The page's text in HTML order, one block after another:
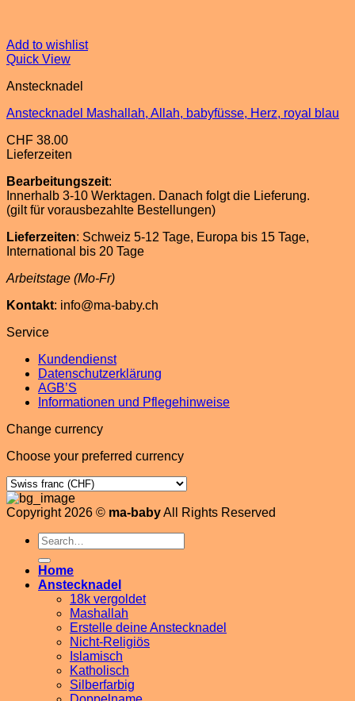
Add to wishlist
Quick View
Anstecknadel
Anstecknadel Mashallah, Allah, babyfüsse, Herz, royal blau
CHF 38.00
Lieferzeiten
Bearbeitungszeit:
Innerhalb 3-10 Werktagen. Danach folgt die Lieferung.
(gilt für vorausbezahlte Bestellungen)
Lieferzeiten: Schweiz 5-12 Tage, Europa bis 15 Tage,
International bis 20 Tage
Arbeitstage (Mo-Fr)
Kontakt: info@ma-baby.ch
Service
Kundendienst
Datenschutzerklärung
AGB’S
Informationen und Pflegehinweise
Change currency
Choose your preferred currency
Copyright 2026 © ma-babyAll Rights Reserved
Search
for:
Home
Anstecknadel
18k vergoldet
Mashallah
Erstelle deine Anstecknadel
Nicht-Religiös
Islamisch
Katholisch
Silberfarbig